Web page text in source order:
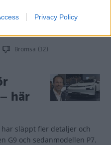
Privacy Policy
första coupésuv
Bromsa (12)
här
har släppt fler detaljer och
G9 och sedanmodellen P7.